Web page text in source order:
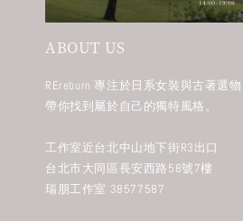
ABOUT US
REreburn 專注於日系女裝與古著選
帶你找到屬於自己的獨特風格。
工作室近台北中山地下街R3出口
台北市大同區長安西路58號7樓
瑞朋工作室 38577587